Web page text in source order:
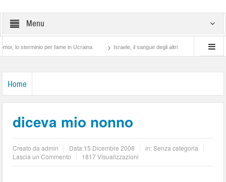
Menu
sterminio per fame in Ucraina Israele, il sangue degli altri Lotta di classe…
Home
diceva mio nonno
Creato daadmin Data:15 Dicembre 2008
in: Senza categoria
Lascia un Commento
1817 Visualizzazioni